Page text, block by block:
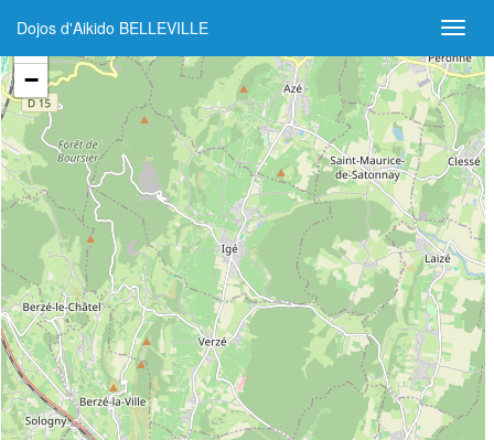
Dojos d'Aikido BELLEVILLE
+
−